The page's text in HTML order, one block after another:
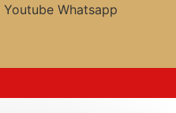
Youtube Whatsapp